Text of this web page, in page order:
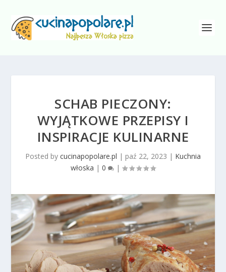
SCHAB PIECZONY:
WYJĄTKOWE PRZEPISY I
INSPIRACJE KULINARNE
Posted by cucinapopolare.pl | paź 22, 2023 | Kuchnia
włoska | 0 |